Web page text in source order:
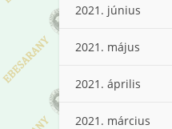
2021. június
2021. május
2021. április
2021. március